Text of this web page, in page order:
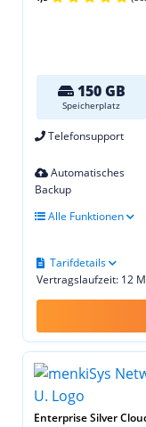
150 GB
Speicherplatz
Telefonsupport
Automatisches
Backup
Alle Funktionen
Vertragslaufzeit: 12
Tarifdetails
Enterprise Silver